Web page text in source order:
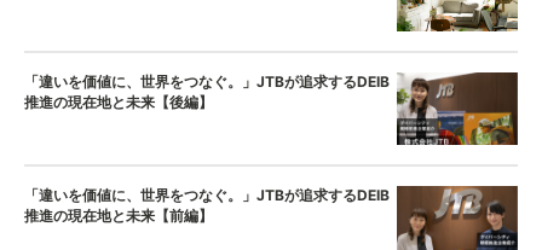
「違いを価値に、世界をつなぐ。」JTBが追求するDEIB
推進の現在地と未来【後編】
「違いを価値に、世界をつなぐ。」JTBが追求するDEIB
推進の現在地と未来【前編】